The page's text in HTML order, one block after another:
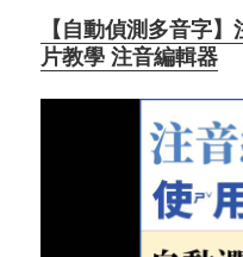
【自動偵測多音字
片教學 注音編輯器